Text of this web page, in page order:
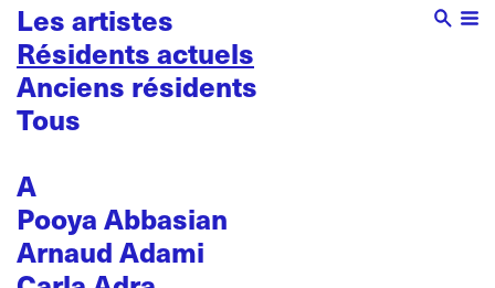
Les artistes
Résidents actuels
Anciens résidents
Tous
A
Pooya Abbasian
Arnaud Adami